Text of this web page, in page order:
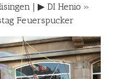
| ▶︎ DI Henio »
Feuerspucker